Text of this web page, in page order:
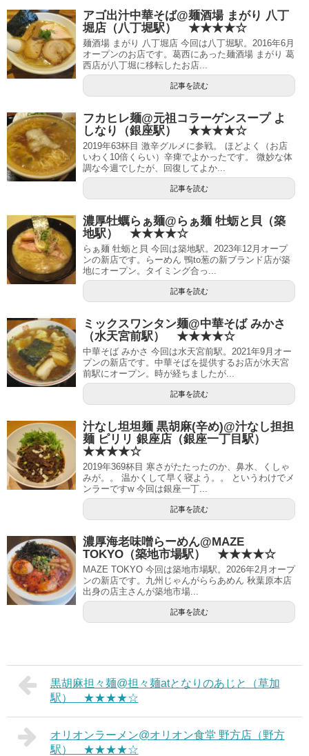
アゴ出汁中華そば@麺酒場 まがり 八丁
堀店（八丁堀駅） ★★★★☆
麺酒場 まがり 八丁堀店 今回は八丁堀駅。2016年6月
オープンのお店です。葛西にあった麺酒場 まがり 葛
西店が八丁堀に移転したお店...
記事を読む
フカヒレ麺@元祖コラーゲンスープ よ
しなり（銀座駅） ★★★★☆
2019年63杯目 激辛グルメに参戦。 ほどよく（お店
いわく10倍くらい）辛痺でよかったです。 微妙な体
調な今週でしたが、回復してよか...
記事を読む
濃厚牡蠣らぁ麺@らぁ麺 牡蛎と貝（築
地駅） ★★★★☆
らぁ麺 牡蛎と貝 今回は築地駅。2023年12月オープ
ンの新店です。らーめん 鴨to葱の新ブランド店が築
地にオープン。タイミング合っ...
記事を読む
ミックスワンタン麺@中華そば みかさ
（水天宮前駅） ★★★★☆
中華そば みかさ 今回は水天宮前駅。2021年9月オー
プンの新店です。中華そばを提供するお店が水天宮
前駅にオープン。時が経ちましたが...
記事を読む
汁なし坦坦麺 黒胡麻(辛め)@汁なし担担
麺 ピリリ 銀座店（銀座一丁目駅）
★★★★☆
2019年369杯目 寒さがたたったのか、鼻水、くしゃ
みが。。 温かくして早く寝よう。。 というわけでメ
ンラーですw 今回は銀座一丁...
記事を読む
濃厚海老味噌らーめん@MAZE
TOKYO（築地市場駅） ★★★★☆
MAZE TOKYO 今回は築地市場駅。2026年2月オープ
ンの新店です。九州じゃんがららあめん 秋葉原本店
出身の店主さんが築地市場...
記事を読む
黒胡麻担々麺@担々麺atとなりのあじと（草加
駅） ★★★★☆
オリオンラーメン@オリオン食堂 野方店（野方
駅） ★★★★☆